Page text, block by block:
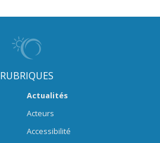
RUBRIQUES
Actualités
Acteurs
Accessibilité